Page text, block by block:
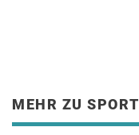
MEHR ZU SPORT